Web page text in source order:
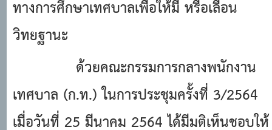
ทางการศึกษาเทศบาลเพื่อให้มี หรือเลื่อน
วิทยฐานะ
ด้วยคณะกรรมการกลางพนักงาน
เทศบาล (ก.ท.) ในการประชุมครั้งที่ 3/2564
เมื่อวันที่ 25 มีนาคม 2564 ได้มีมติเห็นชอบให้